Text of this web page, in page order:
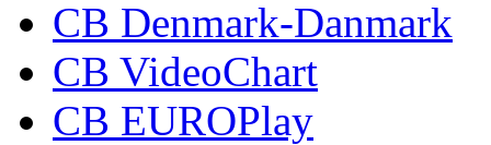
CB Denmark-Danmark
CB VideoChart
CB EUROPlay